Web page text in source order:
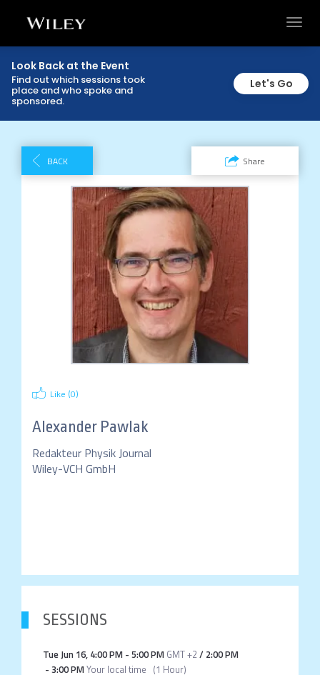
Look Back at the Event
Find out which sessions took
place and who spoke and
sponsored.
Let's Go
BACK Share
Like (0)
Alexander Pawlak
Redakteur Physik Journal
Wiley-VCH GmbH
SESSIONS
Tue Jun 16, 4:00 PM- 5:00 PM GMT +2/ 2:00 PM
- 3:00 PMYour local time (1 Hour)